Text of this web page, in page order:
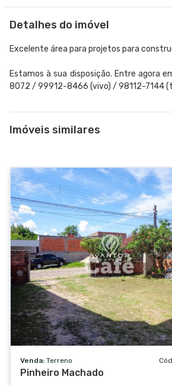
Detalhes do imóvel
Excelente área para projetos para
Estamos à sua disposição. Entre agora
8072 / 99912-8466 (vivo) / 98112-7144
Imóveis similares
Venda: Terreno
Pinheiro Machado